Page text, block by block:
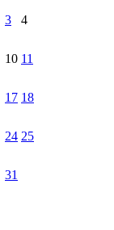
3 4
10 11
17 18
24 25
31